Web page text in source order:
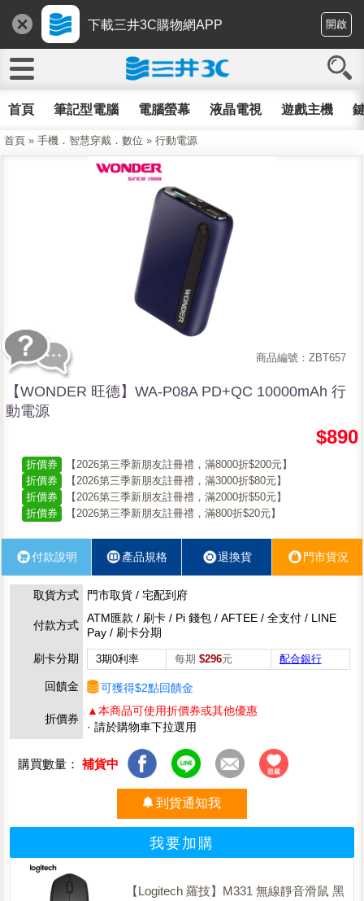
下載三井3C購物網APP 開啟
首頁 筆記型電腦 電腦螢幕 液晶電視 遊戲主機
首頁 » 手機．智慧穿戴．數位 » 行動電源
商品編號：ZBT657
【WONDER 旺德】WA-P08A PD+QC 10000mAh 行
動電源
$890
折價券
【2026第三季新朋友註冊禮，滿8000折$200元】
折價券
【2026第三季新朋友註冊禮，滿3000折$80元】
折價券
【2026第三季新朋友註冊禮，滿2000折$50元】
折價券
【2026第三季新朋友註冊禮，滿800折$20元】
付款說明 產品規格 退換貨 門市貨況
取貨方式 門市取貨 / 宅配到府
付款方式
ATM匯款 / 刷卡 / Pi 錢包 / AFTEE / 全支付 / LINE
Pay / 刷卡分期
刷卡分期
3期0利率 每期 $296元 配合銀行
回饋金 可獲得$2點回饋金
折價券
▲本商品可使用折價券或其他優惠
· 請於購物車下拉選用
購買數量： 補貨中
到貨通知我
我要加購
【Logitech 羅技】M331 無線靜音滑鼠 黑